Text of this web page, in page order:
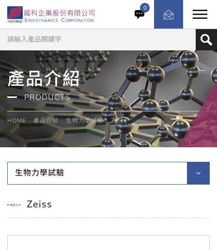
0
產品介紹
PRODUCTS
HOME 產品介紹 生物力學試驗 Zeiss
生物力學試驗
Zeiss